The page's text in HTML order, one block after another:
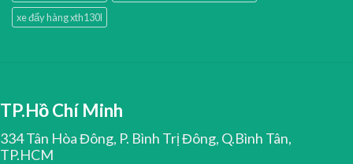
xe đẩy hàng xth130l
TP.Hồ Chí Minh
334 Tân Hòa Đông, P. Bình Trị Đông, Q.Bình Tân,
TP.HCM